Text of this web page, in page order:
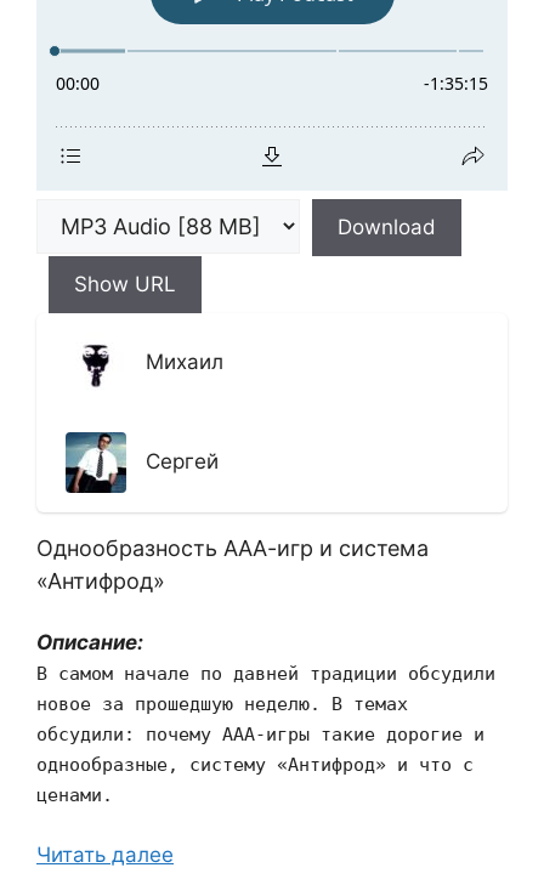
Download
Show URL
Михаил
Сергей
Однообразность ААА-игр и система
«Антифрод»
Описание:
В самом начале по давней традиции обсудили
новое за прошедшую неделю. В темах
обсудили: почему ААА-игры такие дорогие и
однообразные, систему «Антифрод» и что с
ценами.
Читать далее